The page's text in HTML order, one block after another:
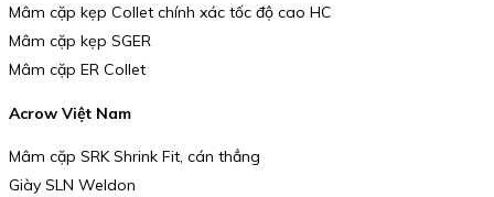
Mâm cặp kẹp Collet chính xác tốc độ cao HC
Mâm cặp kẹp SGER
Mâm cặp ER Collet
Acrow Việt Nam
Mâm cặp SRK Shrink Fit, cán thẳng
Giày SLN Weldon